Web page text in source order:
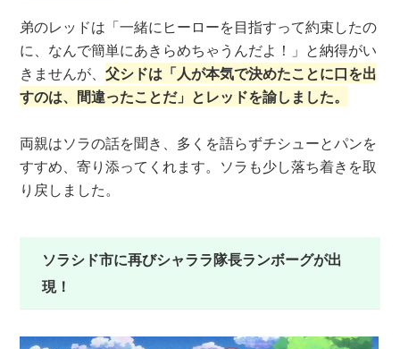
弟のレッドは「一緒にヒーローを目指すって約束したの
に、なんで簡単にあきらめちゃうんだよ！」と納得がい
きませんが、父シドは「人が本気で決めたことに口を出
すのは、間違ったことだ」とレッドを諭しました。
両親はソラの話を聞き、多くを語らずチシューとパンを
すすめ、寄り添ってくれます。ソラも少し落ち着きを取
り戻しました。
ソラシド市に再びシャララ隊長ランボーグが出
現！